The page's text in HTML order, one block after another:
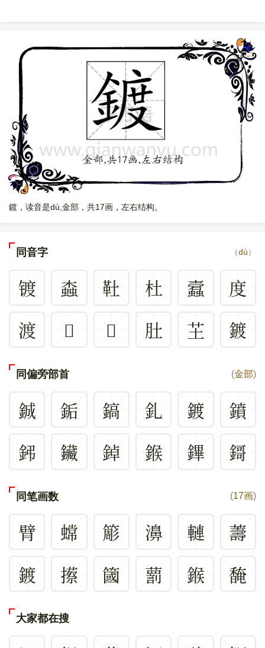
鍍，读音是dù,金部，共17画，左右结构。
同音字 （dù）
镀 螙 靯 杜 蠧
度
渡
𥃾 𥀁 肚 芏 鍍
同偏旁部首 (金部)
鋮 銗 鎬 釓 鍍
鐼
鈟
鑶 鋽 鍭 鏎 鎶
同笔画数 (17画)
臂 蟐 簓 濞 轋
薵
鍍
攃 簂 藅 鍭 馣
大家都在搜